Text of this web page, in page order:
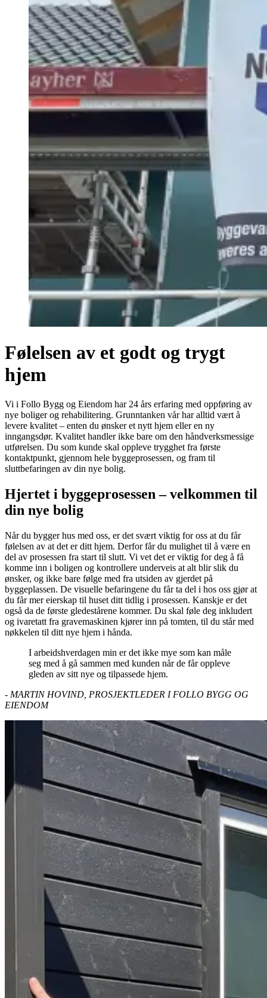
Følelsen av et godt og trygt
hjem
Vi i Follo Bygg og Eiendom har 24 års erfaring med oppføring av
nye boliger og rehabilitering. Grunntanken vår har alltid vært å
levere kvalitet – enten du ønsker et nytt hjem eller en ny
inngangsdør. Kvalitet handler ikke bare om den håndverksmessige
utførelsen. Du som kunde skal oppleve trygghet fra første
kontaktpunkt, gjennom hele byggeprosessen, og fram til
sluttbefaringen av din nye bolig.
Hjertet i byggeprosessen – velkommen til
din nye bolig
Når du bygger hus med oss, er det svært viktig for oss at du får
følelsen av at det er ditt hjem. Derfor får du mulighet til å være en
del av prosessen fra start til slutt. Vi vet det er viktig for deg å få
komme inn i boligen og kontrollere underveis at alt blir slik du
ønsker, og ikke bare følge med fra utsiden av gjerdet på
byggeplassen. De visuelle befaringene du får ta del i hos oss gjør at
du får mer eierskap til huset ditt tidlig i prosessen. Kanskje er det
også da de første gledestårene kommer. Du skal føle deg inkludert
og ivaretatt fra gravemaskinen kjører inn på tomten, til du står med
nøkkelen til ditt nye hjem i hånda.
I arbeidshverdagen min er det ikke mye som kan måle
seg med å gå sammen med kunden når de får oppleve
gleden av sitt nye og tilpassede hjem.
- MARTIN HOVIND, PROSJEKTLEDER I FOLLO BYGG OG
EIENDOM